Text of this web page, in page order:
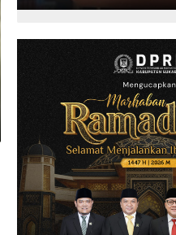
Kepariwisataan